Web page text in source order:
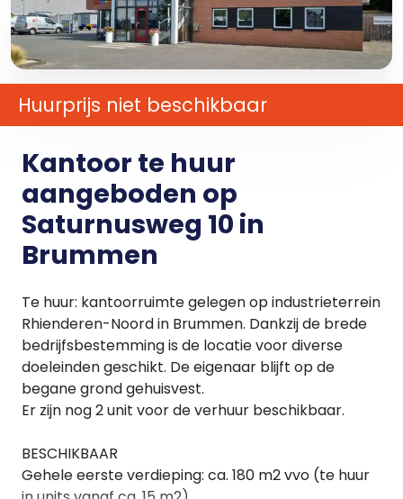
Huurprijs niet beschikbaar
Kantoor te huur
aangeboden op
Saturnusweg 10 in
Brummen
Te huur: kantoorruimte gelegen op industrieterrein
Rhienderen-Noord in Brummen. Dankzij de brede
bedrijfsbestemming is de locatie voor diverse
doeleinden geschikt. De eigenaar blijft op de
begane grond gehuisvest.
Er zijn nog 2 unit voor de verhuur beschikbaar.
BESCHIKBAAR
Gehele eerste verdieping: ca. 180 m2 vvo (te huur